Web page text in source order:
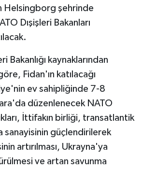
Helsingborg şehrinde
Dışişleri Bakanları
Bakanlığı kaynaklarından
Fidan'ın katılacağı
ev sahipliğinde 7-8
düzenlenecek NATO
İttifakın birliği, transatlantik
sanayisinin güçlendirilerek
artırılması, Ukrayna'ya
ve artan savunma